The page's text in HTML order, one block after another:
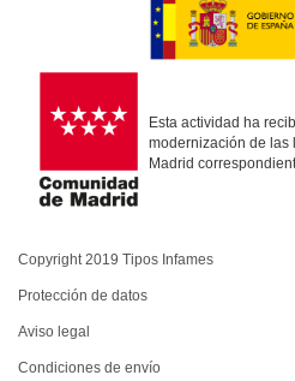
Esta actividad ha
modernización de las
Madrid
Copyright 2019 Tipos Infames
Protección de datos
Aviso legal
Condiciones de envío